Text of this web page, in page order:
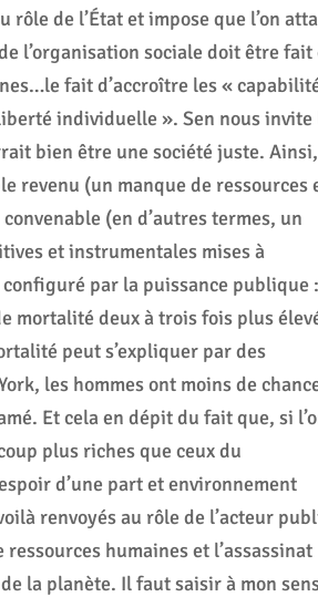
de l’État et impose que l’on
l’organisation sociale doit être fait
fait d’accroître les «
individuelle ». Sen nous invite
bien être une société juste. Ainsi,
revenu (un manque de ressources
(en d’autres termes, un
et instrumentales mises à
par la puissance publique :
mortalité deux à trois fois plus
peut s’expliquer par des
les hommes ont moins de
Et cela en dépit du fait que, si
plus riches que ceux du
d’une part et environnement
renvoyés au rôle de l’acteur
humaines et l’assassinat
la planète. Il faut saisir à mon